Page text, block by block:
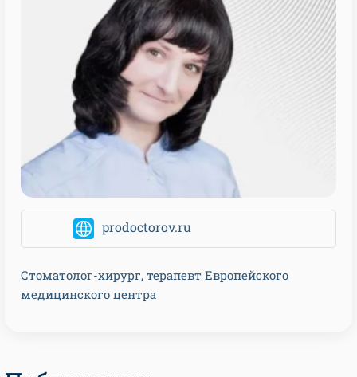
prodoctorov.ru
Стоматолог-хирург, терапевт Европейского
медицинского центра